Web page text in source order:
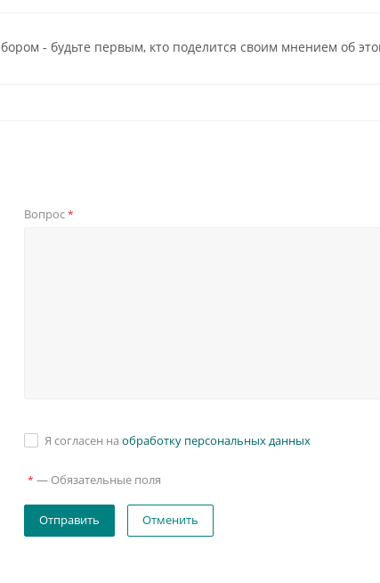
- будьте первым, кто поделится своим мнением об
Вопрос*
Я согласен на обработку персональных данных
* — Обязательные поля
Отменить